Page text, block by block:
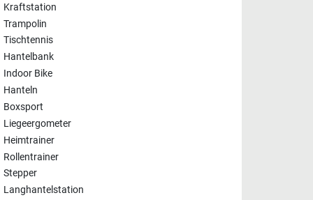
Kraftstation
Trampolin
Tischtennis
Hantelbank
Indoor Bike
Hanteln
Boxsport
Liegeergometer
Heimtrainer
Rollentrainer
Stepper
Langhantelstation